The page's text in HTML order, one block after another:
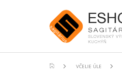
VČELIE ÚLE